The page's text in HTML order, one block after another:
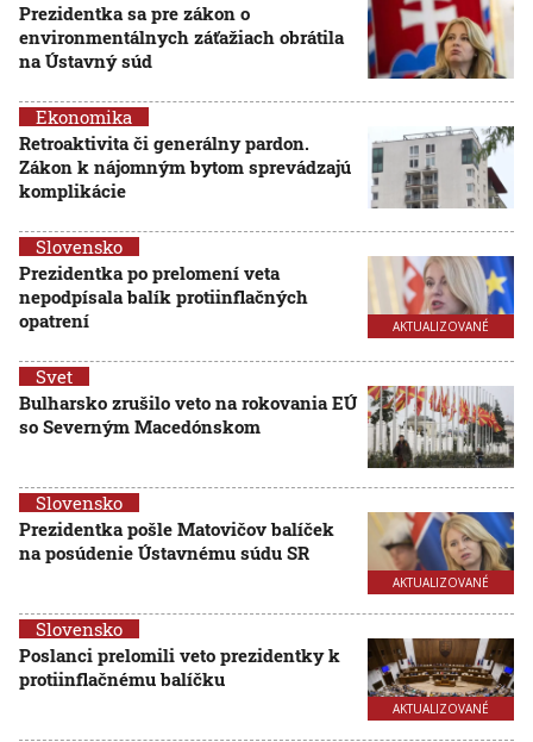
Prezidentka sa pre zákon o
environmentálnych záťažiach obrátila
na Ústavný súd
Ekonomika
Retroaktivita či generálny pardon.
Zákon k nájomným bytom sprevádzajú
komplikácie
AKTUALIZOVANÉ
Slovensko
Prezidentka po prelomení veta
nepodpísala balík protiinflačných
opatrení
Svet
Bulharsko zrušilo veto na rokovania EÚ
so Severným Macedónskom
AKTUALIZOVANÉ
Slovensko
Prezidentka pošle Matovičov balíček
na posúdenie Ústavnému súdu SR
AKTUALIZOVANÉ
Slovensko
Poslanci prelomili veto prezidentky k
protiinflačnému balíčku